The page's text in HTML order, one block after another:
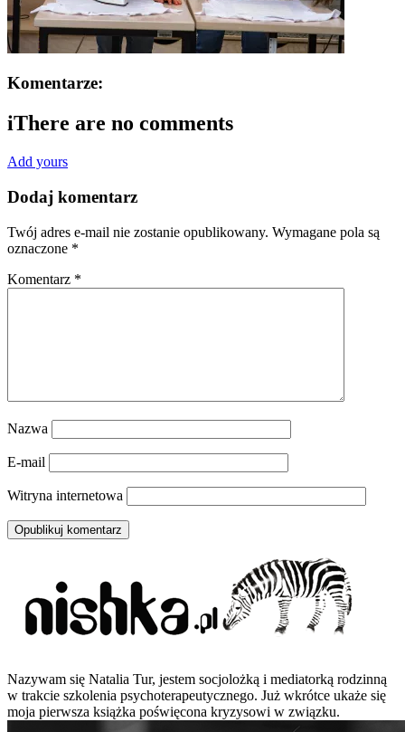
Komentarze:
iThere are no comments
Add yours
Dodaj komentarz
Twój adres e-mail nie zostanie opublikowany. Wymagane pola są
oznaczone *
Komentarz *
Nazwa
E-mail
Witryna internetowa
Nazywam się Natalia Tur, jestem socjolożką i mediatorką rodzinną
w trakcie szkolenia psychoterapeutycznego. Już wkrótce ukaże się
moja pierwsza książka poświęcona kryzysowi w związku.